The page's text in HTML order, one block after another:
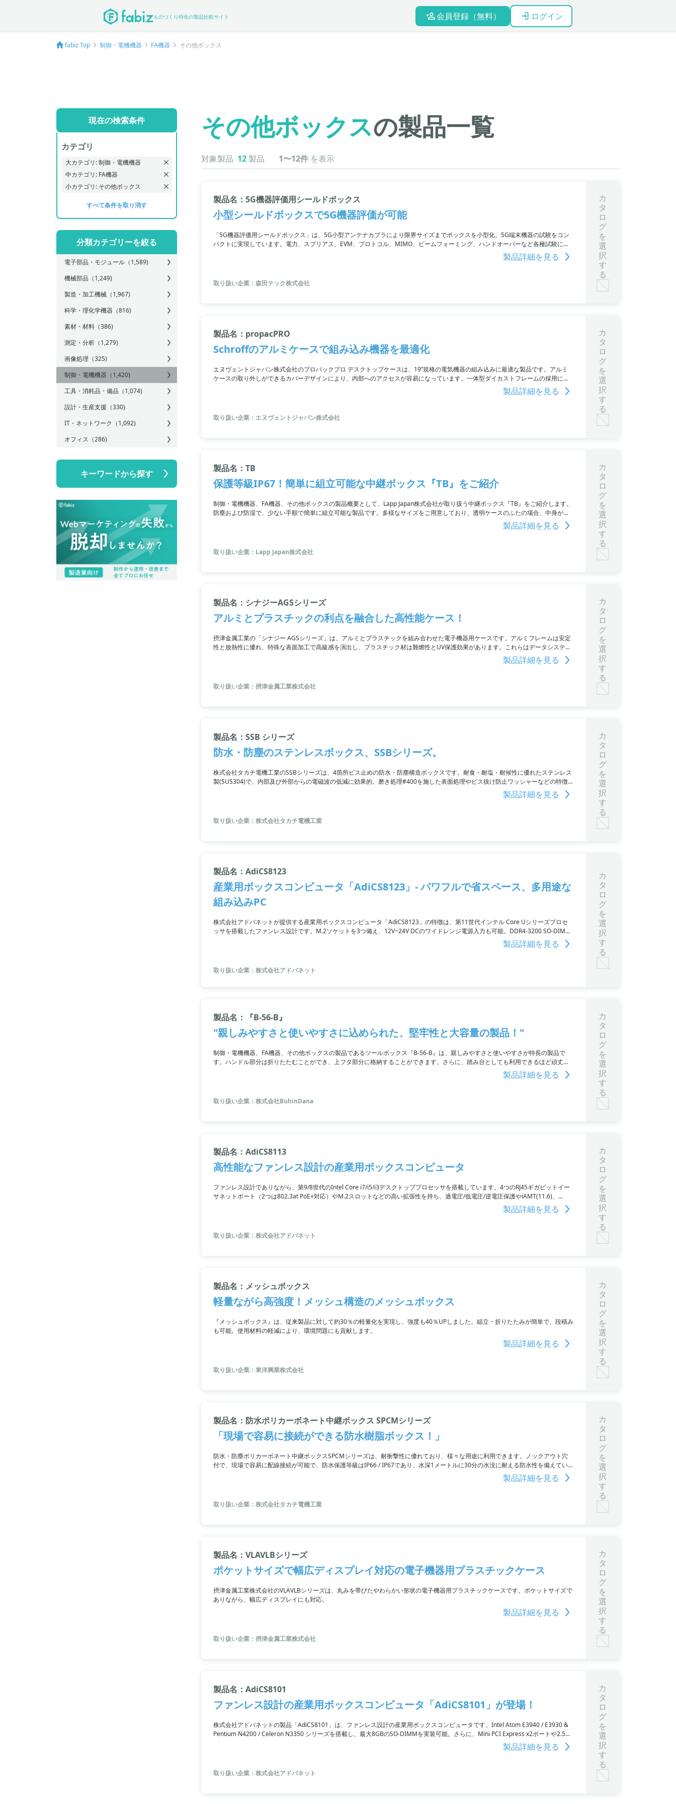
ものづくり特化の製品比較サイト 会員登録（無料） ログイン
fabiz Top 制御・電機機器 FA機器 その他ボックス
現在の検索条件
カテゴリ
大カテゴリ: 制御・電機機器
中カテゴリ: FA機器
小カテゴリ: その他ボックス
すべて条件を取り消す
分類カテゴリーを絞る
電子部品・モジュール （1,589)
機械部品 （1,249)
製造・加工機械 （1,967)
科学・理化学機器 （816)
素材・材料 （386)
測定・分析 （1,279)
画像処理 （325)
制御・電機機器 （1,420)
工具・消耗品・備品 （1,074)
設計・生産支援 （330)
IT・ネットワーク （1,092)
オフィス （286)
キーワードから探す
その他ボックスの製品一覧
対象製品 12 製品 1〜12件 を表示
製品名：5G機器評価用シールドボックス
小型シールドボックスで5G機器評価が可能
「5G機器評価用シールドボックス」は、5G小型アンテナカプラにより限界サイズまでボックスを小型化。5G端末機器の試験をコン
パクトに実現しています。電力、スプリアス、EVM、プロトコル、MIMO、ビームフォーミング、ハンドオーバーなど各種試験に対
応可能。周波数は24GHz～43.5GHzまで対応しています。シールドボックスの減衰量は60dB以上を確保し、デモ機の貸し出しも可能
製品詳細を見る
取り扱い企業：森田テック株式会社
カ
タ
ロ
グ
を
選
択
す
る
製品名：propacPRO
Schroffのアルミケースで組み込み機器を最適化
エヌヴェントジャパン株式会社のプロパックプロ デスクトップケースは、19”規格の電気機器の組み込みに最適な製品です。アルミ
ケースの取り外しができるカバーデザインにより、内部へのアクセスが容易になっています。一体型ダイカストフレームの採用によ
り、強靭な構造を実現しています。表面は紛体塗装で耐食性に優れており、軽量なアクリルガラスカバーやキャリングハンドルな
ど、豊富なアクセサリーも使用できます。さらに、ユーロボードとバックプレーンの搭載が可能で、EMC仕様にも対応しています。
製品詳細を見る
取り扱い企業：エヌヴェントジャパン株式会社
カ
タ
ロ
グ
を
選
択
す
る
製品名：TB
保護等級IP67！簡単に組立可能な中継ボックス『TB』をご紹介
制御・電機機器、FA機器、その他ボックスの製品概要として、Lapp Japan株式会社が取り扱う中継ボックス『TB』をご紹介します。
防塵および防湿で、少ない手順で簡単に組立可能な製品です。多様なサイズをご用意しており、透明ケースのふたの場合、中身がよ
く見えます。さらに、全サイズには有孔プラスチックプレートが付属しており、アルミスイングアウトパネルを製作することも可能
製品詳細を見る
取り扱い企業：Lapp Japan株式会社
カ
タ
ロ
グ
を
選
択
す
る
製品名：シナジーAGSシリーズ
アルミとプラスチックの利点を融合した高性能ケース！
摂津金属工業の「シナジー AGSシリーズ」は、アルミとプラスチックを組み合わせた電子機器用ケースです。アルミフレームは安定
性と放熱性に優れ、特殊な表面加工で高級感を演出し、プラスチック材は難燃性とUV保護効果があります。これらはデータシステム
工学や医療機器などの分野で広く採用されており実績も豊富です。4つの基本形状と9種類の大きさから選択できます。強度が必要な
部品には強化ポリアミドを使用しており、さらに、別売りでバッテリーコンパートメントも用意されています。製品詳細を見る
取り扱い企業：摂津金属工業株式会社
カ
タ
ロ
グ
を
選
択
す
る
製品名：SSB シリーズ
防水・防塵のステンレスボックス、SSBシリーズ。
株式会社タカチ電機工業のSSBシリーズは、4箇所ビス止めの防水・防塵構造ボックスです。耐食・耐塩・耐候性に優れたステンレス
製(SUS304)で、内部及び外部からの電磁波の低減に効果的。磨き処理#400を施した表面処理やビス抜け防止ワッシャーなどの特徴
製品詳細を見る
取り扱い企業：株式会社タカチ電機工業
カ
タ
ロ
グ
を
選
択
す
る
製品名：AdiCS8123
産業用ボックスコンピュータ「AdiCS8123」- パワフルで省スペース、多用途な
組み込みPC
株式会社アドバネットが提供する産業用ボックスコンピュータ「AdiCS8123」の特徴は、第11世代インテル Core Uシリーズプロセ
ッサを搭載したファンレス設計です。M.2ソケットを3つ備え、12V~24V DCのワイドレンジ電源入力も可能。DDR4-3200 SO-DIMM
x2までのメモリをサポートし、最大64GBまで拡張できます。USB 3.1 x3、USB 2.0 x1、インテル GbE x2、COM x1などのポートも
充実しています。さらに、外部GPIO、DisplayPort x2、TPM (2.0)も搭載され、VESAマウントブラケットもオプションで利用可能で
製品詳細を見る
取り扱い企業：株式会社アドバネット
カ
タ
ロ
グ
を
選
択
す
る
製品名：『B-56-B』
"親しみやすさと使いやすさに込められた、堅牢性と大容量の製品！"
制御・電機機器、FA機器、その他ボックスの製品であるツールボックス『B-56-B』は、親しみやすさと使いやすさが特長の製品で
す。ハンドル部分は折りたたむことができ、上フタ部分に格納することができます。さらに、踏み台としても利用できるほど頑丈な
構造を持っています。容積12Lの「B-55-B」や容積7Lの「B-83」なども取り扱っていて、お客様の要望に合わせてご提供いたしま
製品詳細を見る
取り扱い企業：株式会社BuhinDana
カ
タ
ロ
グ
を
選
択
す
る
製品名：AdiCS8113
高性能なファンレス設計の産業用ボックスコンピュータ
ファンレス設計でありながら、第9/8世代のIntel Core i7/i5/i3デスクトッププロセッサを搭載しています。4つのRJ45ギガビットイー
サネットポート（2つは802.3at PoE+対応）やM.2スロットなどの高い拡張性を持ち、過電圧/低電圧/逆電圧保護やiAMT(11.6)、
TPM(2.0)などのセキュリティ機能も搭載。さらに、2つの2.5インチストレージを装備し、RAID 0/1も対応しています。
製品詳細を見る
取り扱い企業：株式会社アドバネット
カ
タ
ロ
グ
を
選
択
す
る
製品名：メッシュボックス
軽量ながら高強度！メッシュ構造のメッシュボックス
『メッシュボックス』は、従来製品に対して約30％の軽量化を実現し、強度も40％UPしました。組立・折りたたみが簡単で、段積み
も可能。使用材料の軽減により、環境問題にも貢献します。
製品詳細を見る
取り扱い企業：東洋興業株式会社
カ
タ
ロ
グ
を
選
択
す
る
製品名：防水ポリカーボネート中継ボックス SPCMシリーズ
「現場で容易に接続ができる防水樹脂ボックス！」
防水・防塵ポリカーボネート中継ボックスSPCMシリーズは、耐衝撃性に優れており、様々な用途に利用できます。ノックアウト穴
付で、現場で容易に配線接続が可能で、防水保護等級はIP66 / IP67であり、水深1メートルに30分の水没に耐える防水性を備えてい
ます。さらに、難燃性のグラスファイバー入りポリカーボネート材料を使用しているボディーは28サイズのラインナップがあり、カ
製品詳細を見る
取り扱い企業：株式会社タカチ電機工業
カ
タ
ロ
グ
を
選
択
す
る
製品名：VLAVLBシリーズ
ポケットサイズで幅広ディスプレイ対応の電子機器用プラスチックケース
摂津金属工業株式会社のVLAVLBシリーズは、丸みを帯びたやわらかい形状の電子機器用プラスチックケースです。ポケットサイズで
ありながら、幅広ディスプレイにも対応。
製品詳細を見る
取り扱い企業：摂津金属工業株式会社
カ
タ
ロ
グ
を
選
択
す
る
製品名：AdiCS8101
ファンレス設計の産業用ボックスコンピュータ「AdiCS8101」が登場！
株式会社アドバネットの製品「AdiCS8101」は、ファンレス設計の産業用ボックスコンピュータです。Intel Atom E3940 / E3930 &
Pentium N4200 / Celeron N3350 シリーズを搭載し、最大8GBのSO-DIMMを実装可能。さらに、Mini PCI Express x2ポートや2.5イ
ンチSSD (HDD)の搭載も可能で、USB 3.0 x4ポートやUSB 2.0 x2ポートも備えています。動作温度範囲は－30°Cから65°Cまで対応し
製品詳細を見る
取り扱い企業：株式会社アドバネット
カ
タ
ロ
グ
を
選
択
す
る